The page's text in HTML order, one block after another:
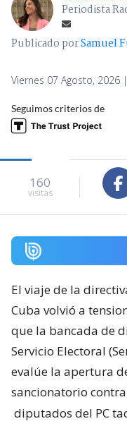
Periodista
Publicado porSamuel
Viernes 07 Agosto, 2026
Seguimos criterios de
160
visitas
El viaje de la
Cuba volvió a
que la bancada de
Servicio Electoral
evalúe la apertura
sancionatorio
diputados del PC